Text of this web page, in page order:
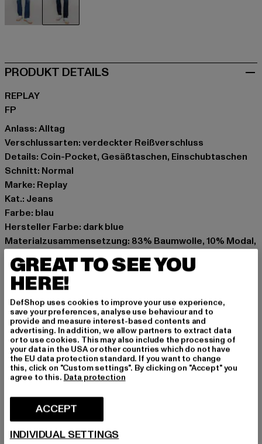
PRODUKT DETAILS
REPLAY
FP
Anlass: Alltag
Verschlussarten: verdeckter Reißverschluss
Details: Coin-Pocket, Gesäßtaschen, Einschubtaschen
Schnitt: Normal
Marke: Replay
Kat.: Jeans
Farbe: blau
Hersteller Farbe: dark blue
Materialzusammensetzung: 83% Baumwolle, 10% Modal,
7% Elasthan
Art.Nr: W0516225-00197
Hersteller: United People GmbH |
commerciale@replayjeans.com
VIA MARCOA 1 | 31011 Asolo | IT
GRÖSSE & PASSFORM
LIEFERUNG & RÜCKGABE
GREAT TO SEE YOU
HERE!
DefShop uses cookies to improve your use experience,
save your preferences, analyse use behaviour and to
provide and measure interest-based contents and
advertising. In addition, we allow partners to extract data
or to use cookies. This may also include the processing of
your data in the USA or other countries which do not have
the EU data protection standard. If you want to change
this, click on "Custom settings". By clicking on "Accept" you
agree to this. Data protection
ACCEPT
INDIVIDUAL SETTINGS